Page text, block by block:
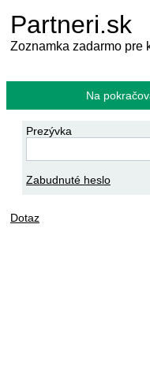
Partneri.sk
Zoznamka zadarmo pre
Na
Prezývka
Zabudnuté heslo
Dotaz